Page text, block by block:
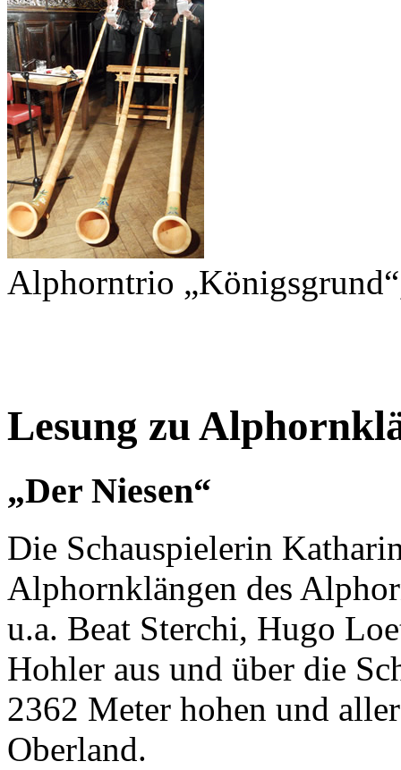
Alphorntrio
Lesung zu
„Der Niesen“
Die Schauspielerin
Alphornklängen des
u.a. Beat Sterchi, Hugo
Hohler aus und über die
2362 Meter hohen und
Oberland.